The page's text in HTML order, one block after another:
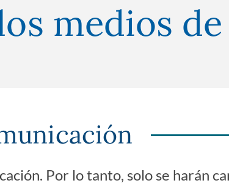
medios
Por lo tanto, solo se harán